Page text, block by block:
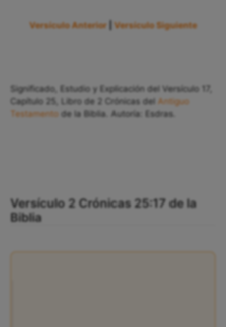
Versículo Anterior Versículo Siguiente
Significado, Estudio y Explicación del Versículo 17,
Capítulo 25, Libro de 2 Crónicas del Antiguo
Testamento de la Biblia. Autoría: Esdras.
Versículo 2 Crónicas 25:17 de la
Biblia